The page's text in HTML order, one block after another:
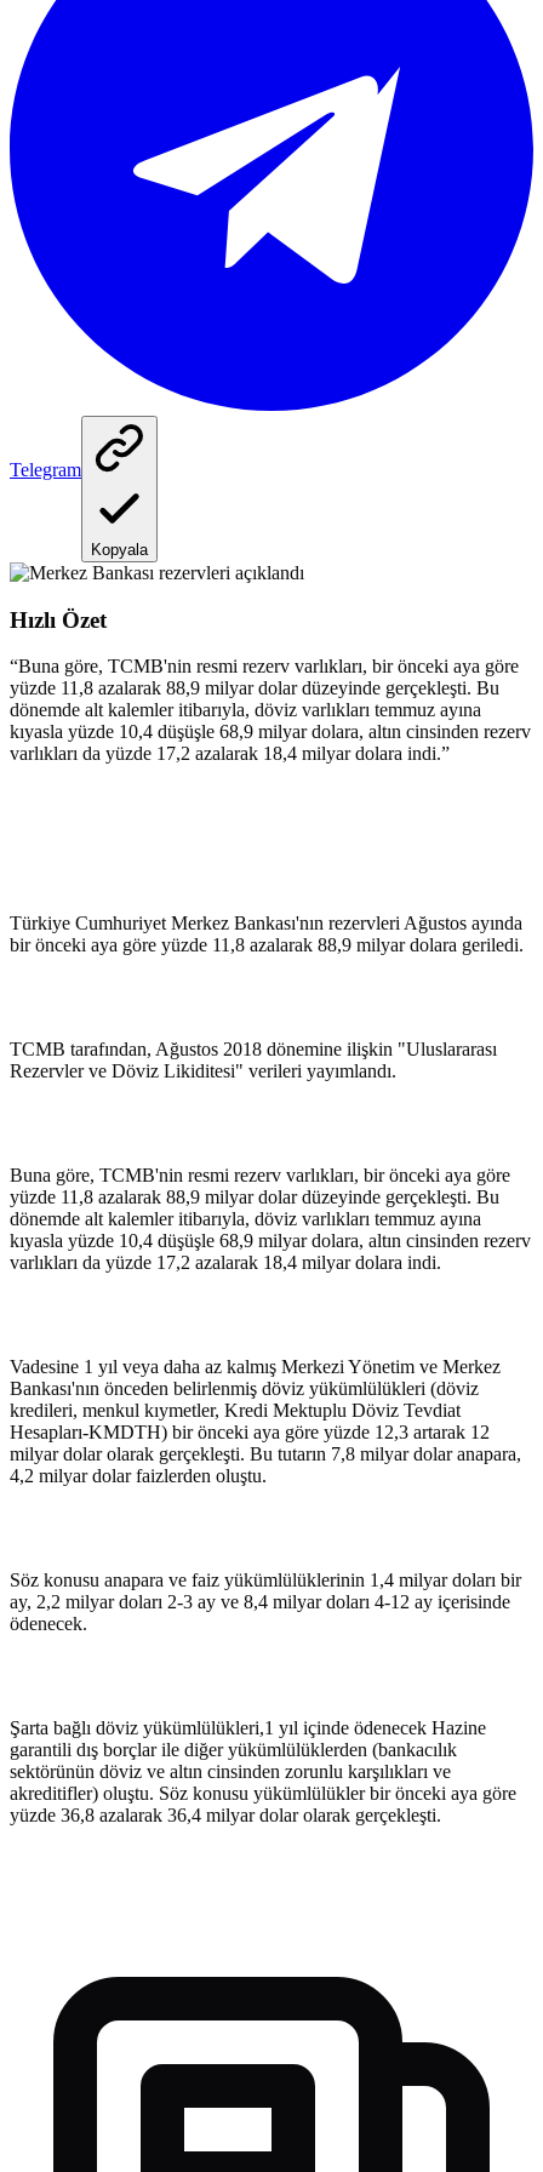
Telegram
Kopyala
Hızlı Özet
“Buna göre, TCMB'nin resmi rezerv varlıkları, bir önceki aya göre
yüzde 11,8 azalarak 88,9 milyar dolar düzeyinde gerçekleşti. Bu
dönemde alt kalemler itibarıyla, döviz varlıkları temmuz ayına
kıyasla yüzde 10,4 düşüşle 68,9 milyar dolara, altın cinsinden rezerv
varlıkları da yüzde 17,2 azalarak 18,4 milyar dolara indi.”
Türkiye Cumhuriyet Merkez Bankası'nın rezervleri Ağustos ayında
bir önceki aya göre yüzde 11,8 azalarak 88,9 milyar dolara geriledi.
TCMB tarafından, Ağustos 2018 dönemine ilişkin "Uluslararası
Rezervler ve Döviz Likiditesi" verileri yayımlandı.
Buna göre, TCMB'nin resmi rezerv varlıkları, bir önceki aya göre
yüzde 11,8 azalarak 88,9 milyar dolar düzeyinde gerçekleşti. Bu
dönemde alt kalemler itibarıyla, döviz varlıkları temmuz ayına
kıyasla yüzde 10,4 düşüşle 68,9 milyar dolara, altın cinsinden rezerv
varlıkları da yüzde 17,2 azalarak 18,4 milyar dolara indi.
Vadesine 1 yıl veya daha az kalmış Merkezi Yönetim ve Merkez
Bankası'nın önceden belirlenmiş döviz yükümlülükleri (döviz
kredileri, menkul kıymetler, Kredi Mektuplu Döviz Tevdiat
Hesapları-KMDTH) bir önceki aya göre yüzde 12,3 artarak 12
milyar dolar olarak gerçekleşti. Bu tutarın 7,8 milyar dolar anapara,
4,2 milyar dolar faizlerden oluştu.
Söz konusu anapara ve faiz yükümlülüklerinin 1,4 milyar doları bir
ay, 2,2 milyar doları 2-3 ay ve 8,4 milyar doları 4-12 ay içerisinde
ödenecek.
Şarta bağlı döviz yükümlülükleri,1 yıl içinde ödenecek Hazine
garantili dış borçlar ile diğer yükümlülüklerden (bankacılık
sektörünün döviz ve altın cinsinden zorunlu karşılıkları ve
akreditifler) oluştu. Söz konusu yükümlülükler bir önceki aya göre
yüzde 36,8 azalarak 36,4 milyar dolar olarak gerçekleşti.